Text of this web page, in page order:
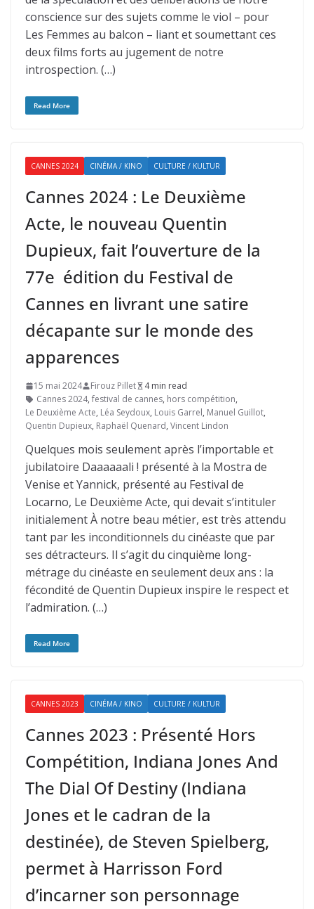
conscience sur des sujets comme le viol – pour
Les Femmes au balcon – liant et soumettant ces
deux films forts au jugement de notre
introspection. (…)
Read More
CANNES 2024 CINÉMA / KINO CULTURE / KULTUR
Cannes 2024 : Le Deuxième
Acte, le nouveau Quentin
Dupieux, fait l’ouverture de la
77e édition du Festival de
Cannes en livrant une satire
décapante sur le monde des
apparences
15 mai 2024 Firouz Pillet
4 min read
Cannes 2024, festival de cannes, hors compétition,
Le Deuxième Acte, Léa Seydoux, Louis Garrel, Manuel Guillot,
Quentin Dupieux, Raphaël Quenard, Vincent Lindon
Quelques mois seulement après l’importable et
jubilatoire Daaaaaali ! présenté à la Mostra de
Venise et Yannick, présenté au Festival de
Locarno, Le Deuxième Acte, qui devait s’intituler
initialement À notre beau métier, est très attendu
tant par les inconditionnels du cinéaste que par
ses détracteurs. Il s’agit du cinquième long-
métrage du cinéaste en seulement deux ans : la
fécondité de Quentin Dupieux inspire le respect et
l’admiration. (…)
Read More
CANNES 2023 CINÉMA / KINO CULTURE / KULTUR
Cannes 2023 : Présenté Hors
Compétition, Indiana Jones And
The Dial Of Destiny (Indiana
Jones et le cadran de la
destinée), de Steven Spielberg,
permet à Harrisson Ford
d’incarner son personnage